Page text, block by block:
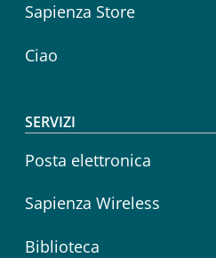
Sapienza Store
Ciao
SERVIZI
Posta elettronica
Sapienza Wireless
Biblioteca